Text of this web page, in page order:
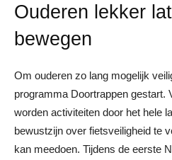
Ouderen lekker
bewegen
Om ouderen zo lang mogelijk
programma Doortrappen gestart.
worden activiteiten door het hele
bewustzijn over fietsveiligheid te
kan meedoen. Tijdens de eerste